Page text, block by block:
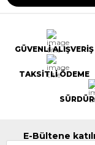
GÜVENLİ ALIŞVERİŞ
TAKSİTLİ ÖDEME
E-Bültene